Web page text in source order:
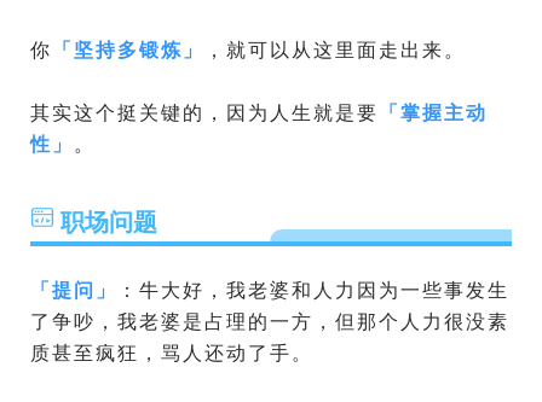
你 「 坚持多锻炼 」 ，就可以从这里面走出来。
其实这个挺关键的，因为人生就是要 「掌握主动
性 」 。
职场问题
「提问 」
：牛大好，我老婆和人力因为一些事发生
了争吵，我老婆是占理的一方，但那个人力很没素
质甚至疯狂，骂人还动了手。